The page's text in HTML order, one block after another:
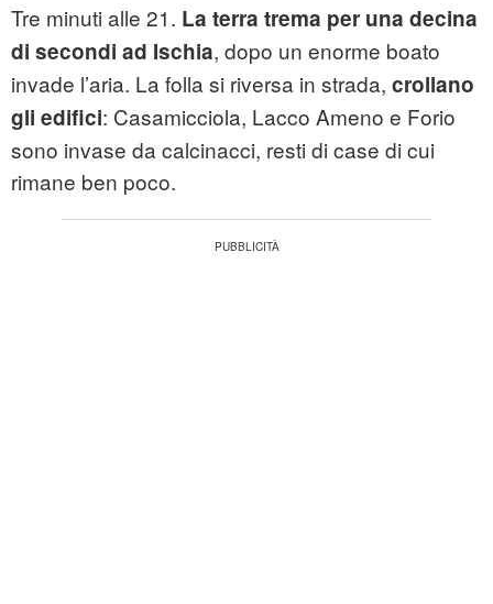
Tre minuti alle 21. La terra trema per una decina
di secondi ad Ischia, dopo un enorme boato
invade l’aria. La folla si riversa in strada, crollano
gli edifici: Casamicciola, Lacco Ameno e Forio
sono invase da calcinacci, resti di case di cui
rimane ben poco.